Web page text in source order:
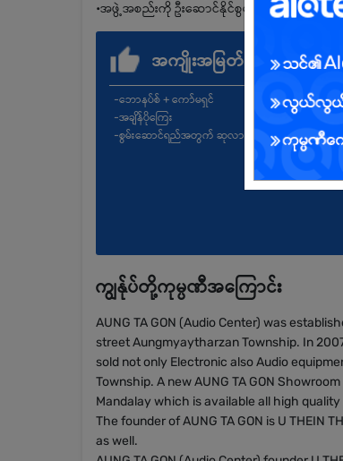
•အဖွဲ့အစည်းကို ဦးဆောင်နိုင်စွမ်းရှိပြီး လုပ်ငန်းခွင်
အကျိုးအမြတ်
-ဘောနပ်စ် + ကော်မရှင်
-အချိန်ပိုကြေး
-စွမ်းဆောင်ရည်အတွက် ဆုလာဘ်များ
ကျွန်ုပ်တို့ကုမ္ပဏီအကြောင်း
AUNG TA GON (Audio Center) was
street Aungmyaytharzan Township. In
sold not only Electronic also Audio
Township. A new AUNG TA GON
Mandalay which is available all high
The founder of AUNG TA GON is U THEIN
as well.